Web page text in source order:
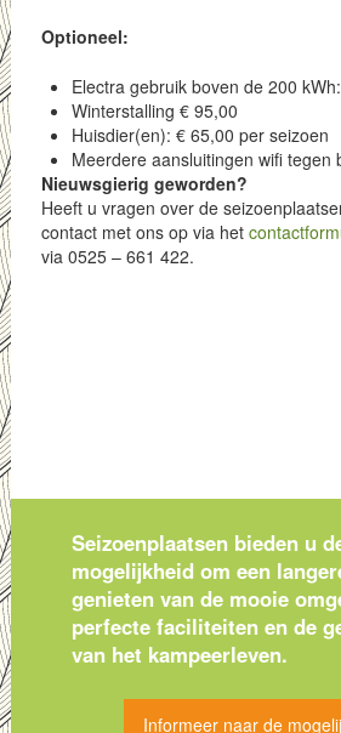
Optioneel:
Electra gebruik boven de 200
Winterstalling € 95,00
Huisdier(en): € 65,00 per seizoen
Meerdere aansluitingen wifi tegen
Nieuwsgierig geworden?
Heeft u vragen over de
contact met ons op via het
via 0525 – 661 422.
Seizoenplaatsen bieden u
mogelijkheid om een
genieten van de mooie
perfecte faciliteiten en de
van het kampeerleven.
Informeer naar de